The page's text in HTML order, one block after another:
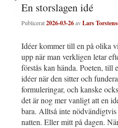
En storslagen idé
Publicerat2026-03-26avLars
Idéer kommer till en på olika
upp när man verkligen letar
förstås kan hända. Poeten, till
idéer när den sitter och
formuleringar, och kanske
det är nog mer vanligt att en
bara. Alltså inte
natten. Eller mitt på dagen.